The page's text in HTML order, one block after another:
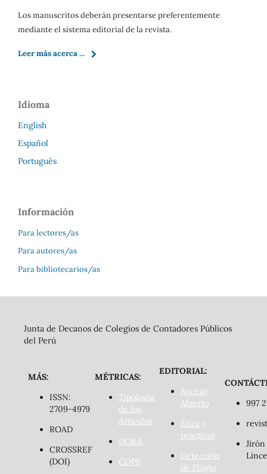
Los manuscritos deberán presentarse preferentemente
mediante el sistema editorial de la revista.
Leer más acerca ...
Idioma
English
Español
Português
Información
Para lectores/as
Para autores/as
Para bibliotecarios/as
Junta de Decanos de Colegios de Contadores Públicos
del Perú
MÁS:
ISSN:
2709-4979
ROAD
CROSSREF
(DOI)
MÉTRICAS:
Tipología
de los
Artículos
DORA
COPE
EDITORIAL:
Acceso
Abierto
Ética y
prácticas
Detección
de Plágio
997
Jirón